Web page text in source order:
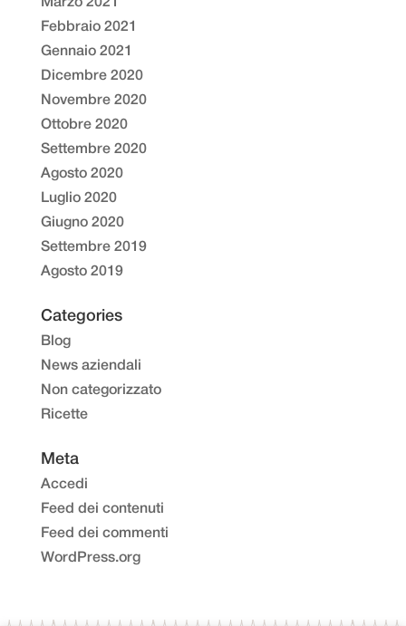
Marzo 2021
Febbraio 2021
Gennaio 2021
Dicembre 2020
Novembre 2020
Ottobre 2020
Settembre 2020
Agosto 2020
Luglio 2020
Giugno 2020
Settembre 2019
Agosto 2019
Categories
Blog
News aziendali
Non categorizzato
Ricette
Meta
Accedi
Feed dei contenuti
Feed dei commenti
WordPress.org